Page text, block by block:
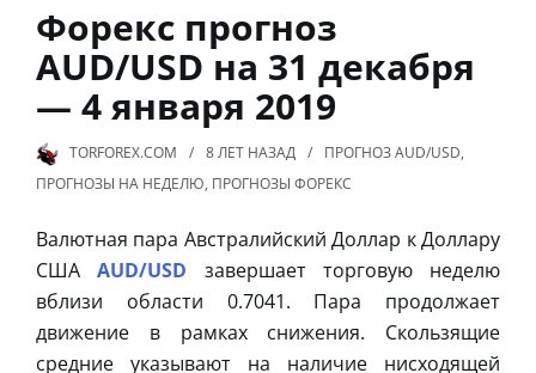
Форекс прогноз
AUD/USD на 31 декабря
— 4 января 2019
TORFOREX.COM 8 ЛЕТ НАЗАД ПРОГНОЗ AUD/USD,
ПРОГНОЗЫ НА НЕДЕЛЮ, ПРОГНОЗЫ ФОРЕКС
Валютная пара Австралийский Доллар к Доллару
СШАAUD/USD завершает торговую неделю
вблизи области 0.7041. Пара продолжает
движение в рамках снижения. Скользящие
средние указывают на наличие нисходящей